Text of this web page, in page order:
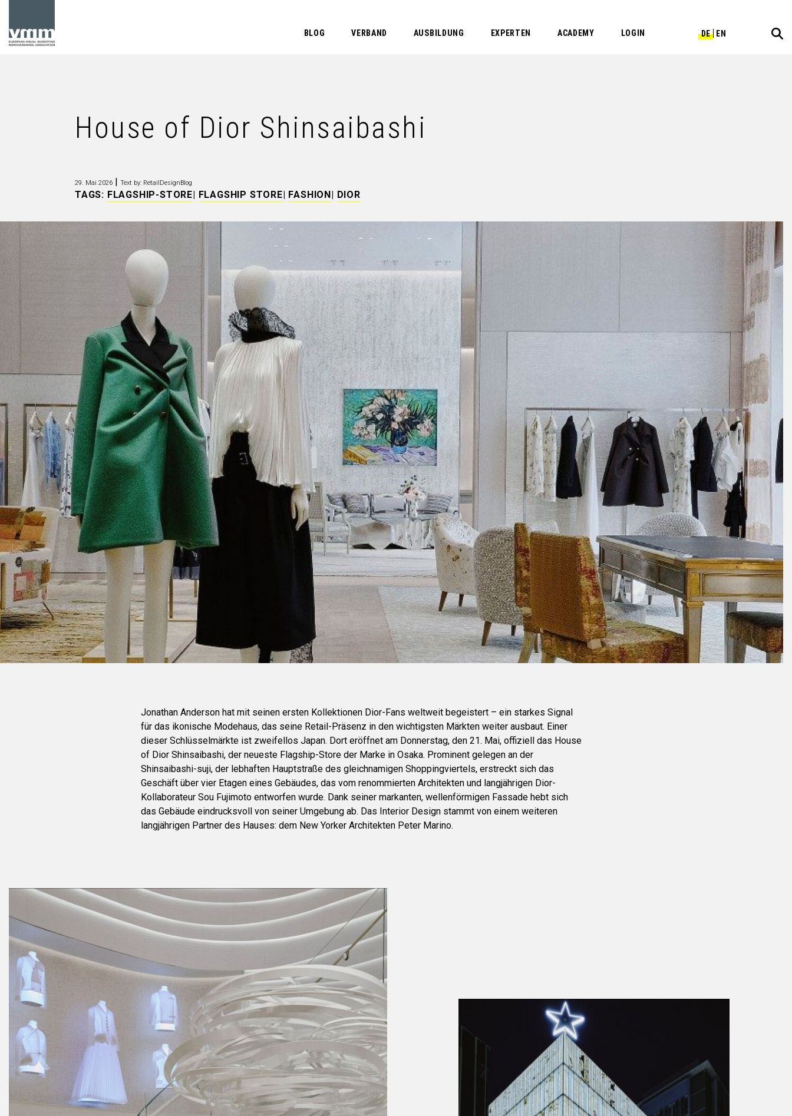
BLOG VERBAND AUSBILDUNG EXPERTEN ACADEMY LOGIN DE EN
House of Dior Shinsaibashi
29. Mai 2026 | Text by: RetailDesignBlog
TAGS: FLAGSHIP-STORE| FLAGSHIP STORE| FASHION| DIOR
Jonathan Anderson hat mit seinen ersten Kollektionen Dior-Fans weltweit begeistert – ein starkes Signal
für das ikonische Modehaus, das seine Retail-Präsenz in den wichtigsten Märkten weiter ausbaut. Einer
dieser Schlüsselmärkte ist zweifellos Japan. Dort eröffnet am Donnerstag, den 21. Mai, offiziell das House
of Dior Shinsaibashi, der neueste Flagship-Store der Marke in Osaka. Prominent gelegen an der
Shinsaibashi-suji, der lebhaften Hauptstraße des gleichnamigen Shoppingviertels, erstreckt sich das
Geschäft über vier Etagen eines Gebäudes, das vom renommierten Architekten und langjährigen Dior-
Kollaborateur Sou Fujimoto entworfen wurde. Dank seiner markanten, wellenförmigen Fassade hebt sich
das Gebäude eindrucksvoll von seiner Umgebung ab. Das Interior Design stammt von einem weiteren
langjährigen Partner des Hauses: dem New Yorker Architekten Peter Marino.